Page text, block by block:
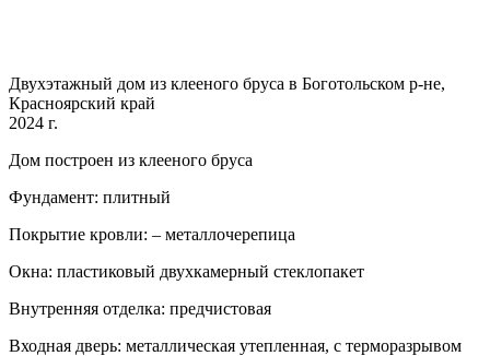
Двухэтажный дом из клееного бруса в Боготольском р-не,
Красноярский край
2024 г.
Дом построен из клееного бруса
Фундамент: плитный
Покрытие кровли: – металлочерепица
Окна: пластиковый двухкамерный стеклопакет
Внутренняя отделка: предчистовая
Входная дверь: металлическая утепленная, с терморазрывом